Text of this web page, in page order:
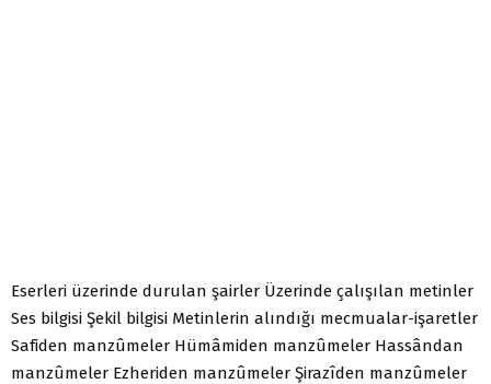
Eserleri üzerinde durulan şairler Üzerinde çalışılan metinler
Ses bilgisi Şekil bilgisi Metinlerin alındığı mecmualar-işaretler
Safiden manzûmeler Hümâmiden manzûmeler Hassândan
manzûmeler Ezheriden manzûmeler Şirazîden manzûmeler